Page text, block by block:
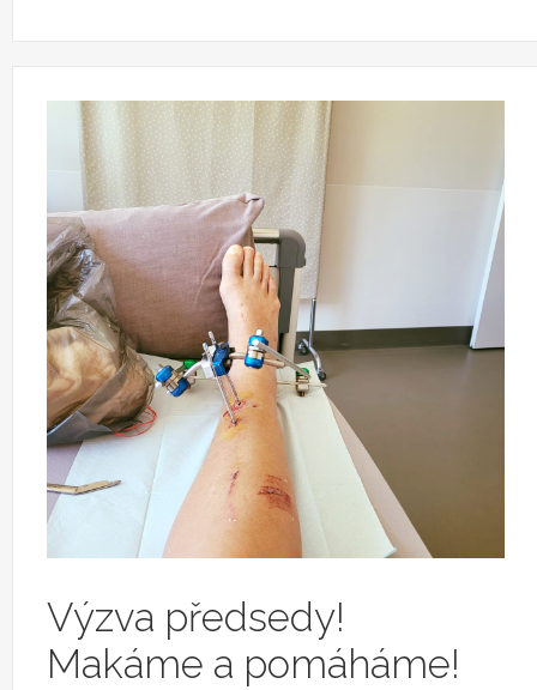
Výzva předsedy!
Makáme a pomáháme!